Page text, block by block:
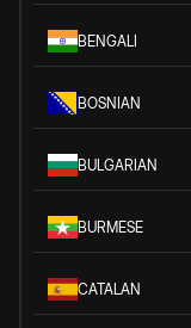
BENGALI
BOSNIAN
BULGARIAN
BURMESE
CATALAN